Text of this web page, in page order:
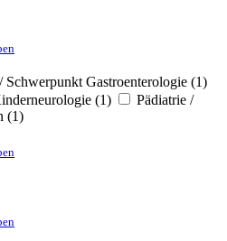
Schwerpunkt Gastroenterologie (1)
(1)
Pädiatrie /
(1)